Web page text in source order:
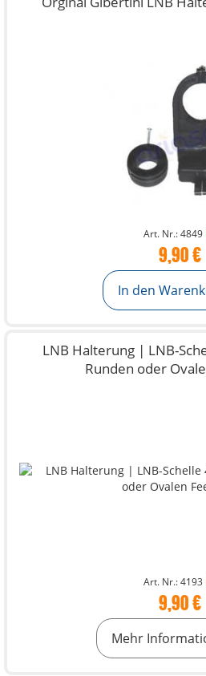
Art. Nr.: 4849
9,90 €
In den
LNB Halterung | LNB-
Runden oder
Art. Nr.: 4193
9,90 €
Mehr